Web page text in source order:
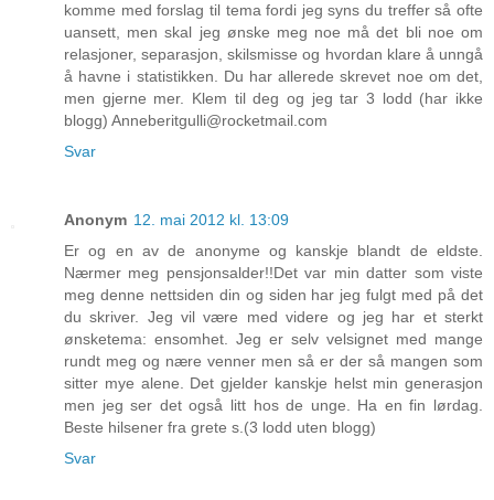
komme med forslag til tema fordi jeg syns du treffer så ofte
uansett, men skal jeg ønske meg noe må det bli noe om
relasjoner, separasjon, skilsmisse og hvordan klare å unngå
å havne i statistikken. Du har allerede skrevet noe om det,
men gjerne mer. Klem til deg og jeg tar 3 lodd (har ikke
blogg) Anneberitgulli@rocketmail.com
Svar
Anonym 12. mai 2012 kl. 13:09
Er og en av de anonyme og kanskje blandt de eldste.
Nærmer meg pensjonsalder!!Det var min datter som viste
meg denne nettsiden din og siden har jeg fulgt med på det
du skriver. Jeg vil være med videre og jeg har et sterkt
ønsketema: ensomhet. Jeg er selv velsignet med mange
rundt meg og nære venner men så er der så mangen som
sitter mye alene. Det gjelder kanskje helst min generasjon
men jeg ser det også litt hos de unge. Ha en fin lørdag.
Beste hilsener fra grete s.(3 lodd uten blogg)
Svar